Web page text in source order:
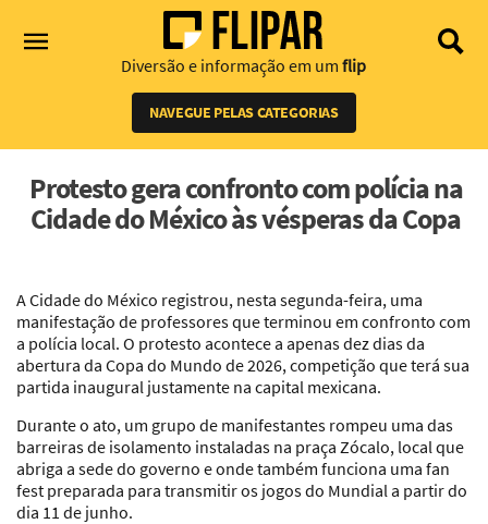
Diversão e informação em um flip
NAVEGUE PELAS CATEGORIAS
Protesto gera confronto com polícia na
Cidade do México às vésperas da Copa
A Cidade do México registrou, nesta segunda-feira, uma
manifestação de professores que terminou em confronto com
a polícia local. O protesto acontece a apenas dez dias da
abertura da Copa do Mundo de 2026, competição que terá sua
partida inaugural justamente na capital mexicana.
Durante o ato, um grupo de manifestantes rompeu uma das
barreiras de isolamento instaladas na praça Zócalo, local que
abriga a sede do governo e onde também funciona uma fan
fest preparada para transmitir os jogos do Mundial a partir do
dia 11 de junho.